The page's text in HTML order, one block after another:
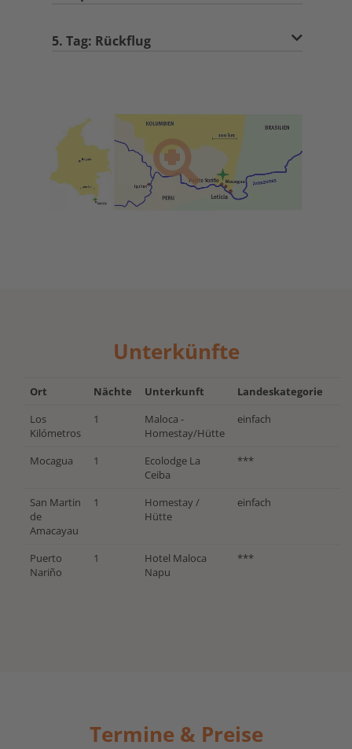
5. Tag: Rückflug
Unterkünfte
Ort Nächte Unterkunft
Landeskategorie
Los
Kilómetros
1
Maloca -
Homestay/Hütte
einfach
Mocagua 1
Ecolodge La
Ceiba
***
San Martin
de
Amacayau
1
Homestay /
Hütte
einfach
Puerto
Nariño
1
Hotel Maloca
Napu
***
Termine & Preise